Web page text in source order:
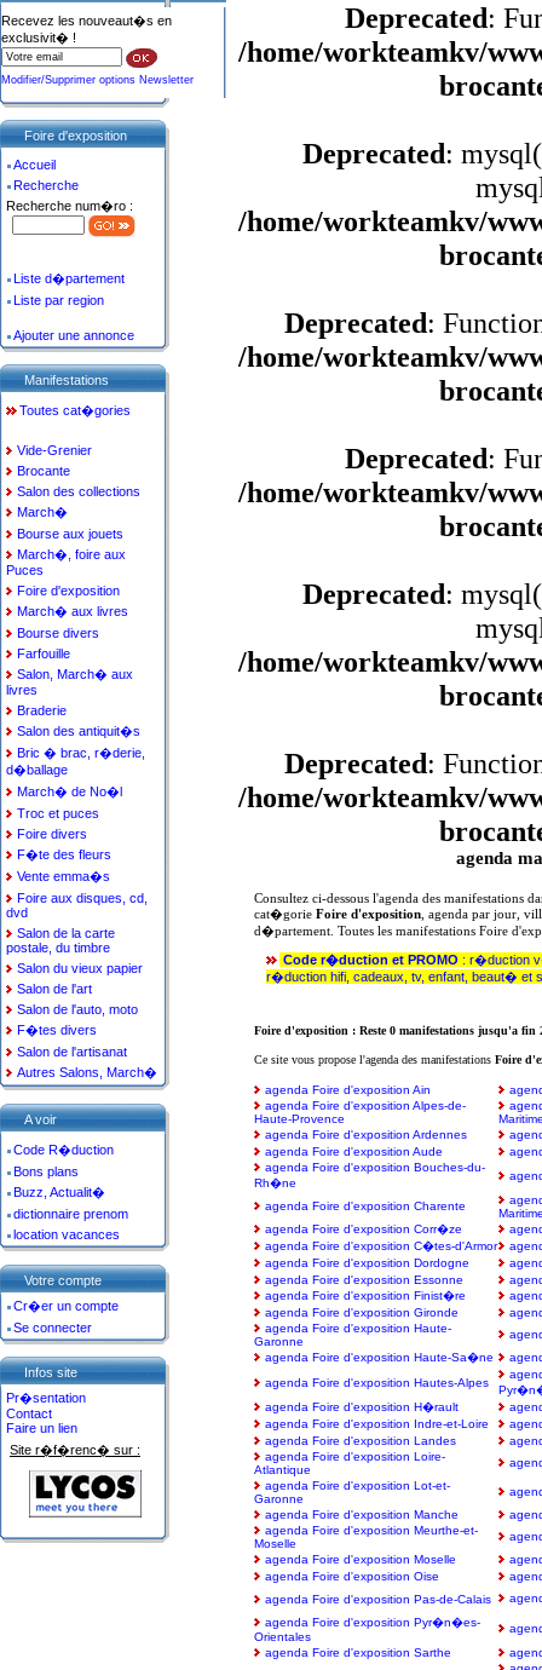
Deprecated:
/home/workteamkv/
Deprecated:
/home/workteamkv/
Deprecated:
/home/workteamkv/
Deprecated:
/home/workteamkv/
Deprecated:
/home/workteamkv/
Deprecated:
/home/workteamkv/
agenda
Consultez ci-dessous l'agenda des manifestations
cat�gorie Foire d'exposition , agenda par jour,
d�partement. Toutes les manifestations Foire
Code r�duction et PROMO : r�duction
r�duction hifi, cadeaux, tv, enfant, beaut� et
Foire d'exposition : Reste 0 manifestations jusqu'a fin
Ce site vous propose l'agenda des manifestations Foire
agenda Foire d'exposition Ain
agenda Foire d'exposition Alpes-de-
Haute-Provence
agenda Foire d'exposition Ardennes
agenda Foire d'exposition Aude
agenda Foire d'exposition Bouches-du-
Rh�ne
agenda Foire d'exposition Charente
agenda Foire d'exposition Corr�ze
agenda Foire d'exposition C�tes-d'Armor
agenda Foire d'exposition Dordogne
agenda Foire d'exposition Essonne
agenda Foire d'exposition Finist�re
agenda Foire d'exposition Gironde
agenda Foire d'exposition Haute-
Garonne
agenda Foire d'exposition Haute-Sa�ne
agenda Foire d'exposition Hautes-Alpes
agenda Foire d'exposition H�rault
agenda Foire d'exposition Indre-et-Loire
agenda Foire d'exposition Landes
agenda Foire d'exposition Loire-
Atlantique
agenda Foire d'exposition Lot-et-
Garonne
agenda Foire d'exposition Manche
agenda Foire d'exposition Meurthe-et-
Moselle
agenda Foire d'exposition Moselle
agenda Foire d'exposition Oise
agenda Foire d'exposition Pas-de-Calais
agenda Foire d'exposition Pyr�n�es-
Orientales
agenda Foire d'exposition Sarthe
Recevez les nouveaut�s en
exclusivit� !
Modifier/Supprimer options Newsletter
Foire d'exposition
Accueil
Recherche
Recherche num�ro :
Liste d�partement
Liste par region
Ajouter une annonce
Manifestations
Toutes cat�gories
Vide-Grenier
Brocante
Salon des collections
March�
Bourse aux jouets
March�, foire aux
Puces
Foire d'exposition
March� aux livres
Bourse divers
Farfouille
Salon, March� aux
livres
Braderie
Salon des antiquit�s
Bric � brac, r�derie,
d�ballage
March� de No�l
Troc et puces
Foire divers
F�te des fleurs
Vente emma�s
Foire aux disques, cd,
dvd
Salon de la carte
postale, du timbre
Salon du vieux papier
Salon de l'art
Salon de l'auto, moto
F�tes divers
Salon de l'artisanat
Autres Salons, March�
A voir
Code R�duction
Bons plans
Buzz, Actualit�
dictionnaire prenom
location vacances
Votre compte
Cr�er un compte
Se connecter
Infos site
Pr�sentation
Contact
Faire un lien
Site r�f�renc� sur :